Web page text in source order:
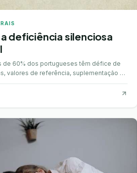
deficiência silenciosa
de 60% dos portugueses têm défice de
valores de referência, suplementação e